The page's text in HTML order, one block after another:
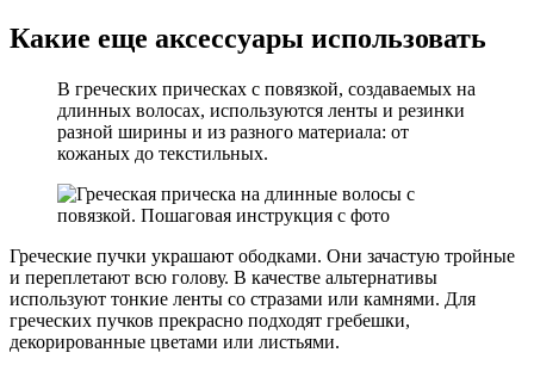
Какие еще аксессуары использовать
В греческих прическах с повязкой, создаваемых на
длинных волосах, используются ленты и резинки
разной ширины и из разного материала: от
кожаных до текстильных.
Греческие пучки украшают ободками. Они зачастую тройные
и переплетают всю голову. В качестве альтернативы
используют тонкие ленты со стразами или камнями. Для
греческих пучков прекрасно подходят гребешки,
декорированные цветами или листьями.